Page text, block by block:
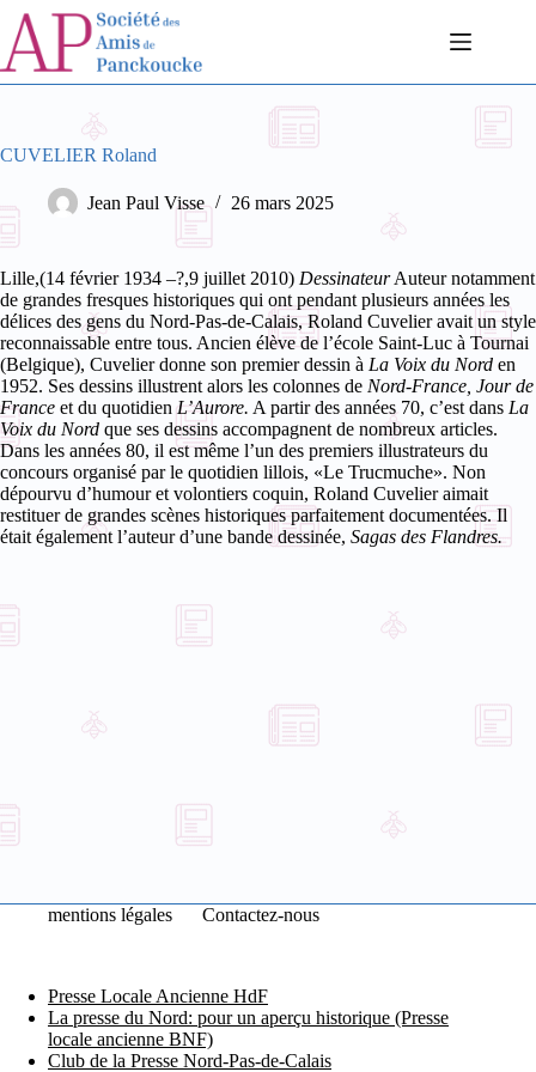
Passer
contenu
CUVELIER Roland
Jean Paul Visse 26 mars 2025
Lille,(14 février 1934 –?,9 juillet 2010) Dessinateur Auteur notamment
de grandes fresques historiques qui ont pendant plusieurs années les
délices des gens du Nord-Pas-de-Calais, Roland Cuvelier avait un style
reconnaissable entre tous. Ancien élève de l’école Saint-Luc à Tournai
(Belgique), Cuvelier donne son premier dessin à La Voix du Nord en
1952. Ses dessins illustrent alors les colonnes de Nord-France, Jour de
France et du quotidien L’Aurore. A partir des années 70, c’est dans La
Voix du Nord que ses dessins accompagnent de nombreux articles.
Dans les années 80, il est même l’un des premiers illustrateurs du
concours organisé par le quotidien lillois, «Le Trucmuche». Non
dépourvu d’humour et volontiers coquin, Roland Cuvelier aimait
restituer de grandes scènes historiques parfaitement documentées. Il
était également l’auteur d’une bande dessinée, Sagas des Flandres.
mentions légales Contactez-nous
Presse Locale Ancienne HdF
La presse du Nord: pour un aperçu historique (Presse
locale ancienne BNF)
Club de la Presse Nord-Pas-de-Calais